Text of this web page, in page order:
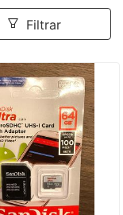
Filtrar